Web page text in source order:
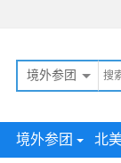
境外参团
境外参团 北